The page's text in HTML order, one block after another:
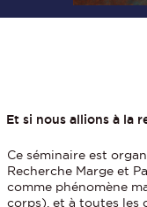
Et si nous allions à la
Ce séminaire est
Recherche Marge et
comme phénomène
corps), et à toutes les